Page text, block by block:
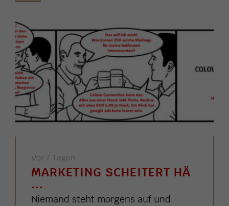
Vor 7 Tagen
MARKETING SCHEITERT HÄ
...
Niemand steht morgens auf und